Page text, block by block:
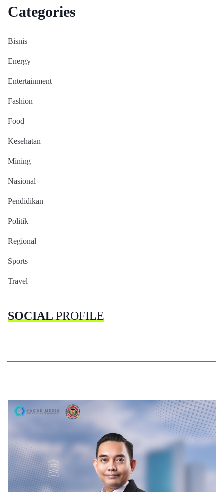
Categories
Bisnis
Energy
Entertainment
Fashion
Food
Kesehatan
Mining
Nasional
Pendidikan
Politik
Regional
Sports
Travel
SOCIALPROFILE